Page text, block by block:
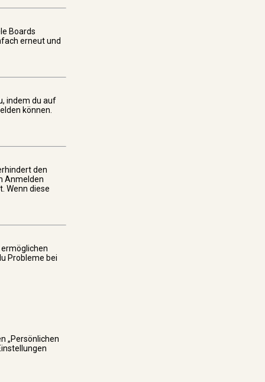
Boards
erneut und
indem du auf
können.
den
Anmelden
Wenn diese
Probleme bei
„Persönlichen